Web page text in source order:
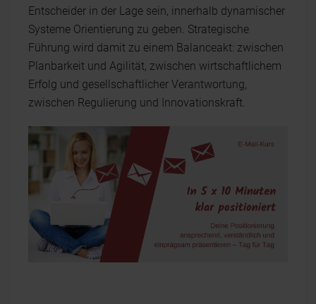
Entscheider in der Lage sein, innerhalb dynamischer
Systeme Orientierung zu geben. Strategische
Führung wird damit zu einem Balanceakt: zwischen
Planbarkeit und Agilität, zwischen wirtschaftlichem
Erfolg und gesellschaftlicher Verantwortung,
zwischen Regulierung und Innovationskraft.